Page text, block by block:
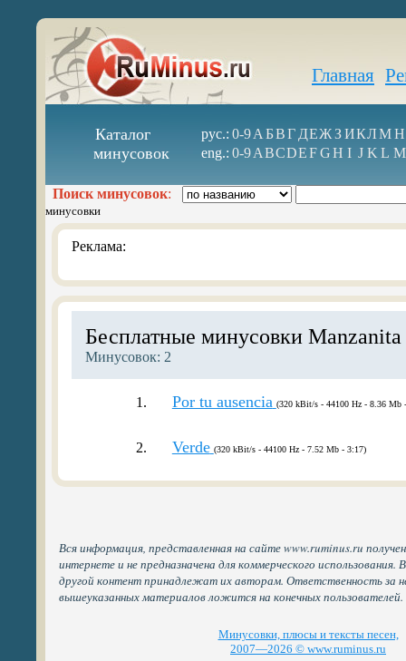
Главная
Каталог
минусовок
рус.: 0-9А БВГ ДЕЖ З ИКЛМН
eng.: 0-9ABCDEFGH I J K L M
Поиск минусовок:
минусовки
Реклама:
Бесплатные минусовки Manzanita
Минусовок: 2
1. Por tu ausencia (320 kBit/s - 44100 Hz - 8.36 Mb
2. Verde (320 kBit/s - 44100 Hz - 7.52 Mb - 3:17)
Вся информация, представленная на сайте www.ruminus.ru
интернете и не предназначена для коммерческого
другой контент принадлежат их авторам. Ответственность за
вышеуказанных материалов ложится на конечных пользователей.
Минусовки, плюсы и тексты песен,
2007—2026 © www.ruminus.ru